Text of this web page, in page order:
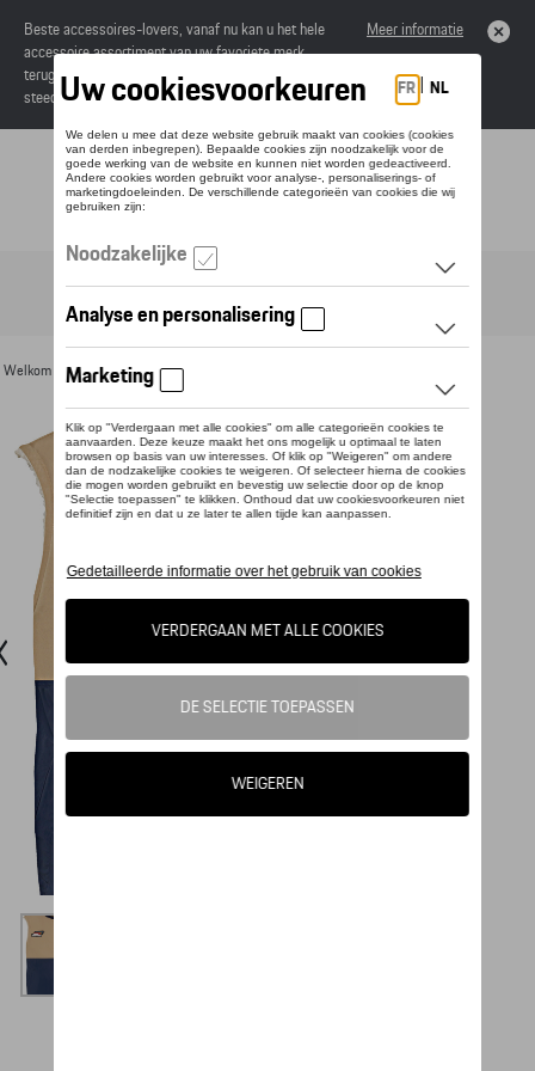
Beste accessoires-lovers, vanaf nu kan u het hele
accessoire assortiment van uw favoriete merk
terugvinden in de online catalogus. Deze kunnen
steeds besteld worden via uw dealer.
Meer informatie
Toggle navigation
Welkom >Voor u >Textiel >